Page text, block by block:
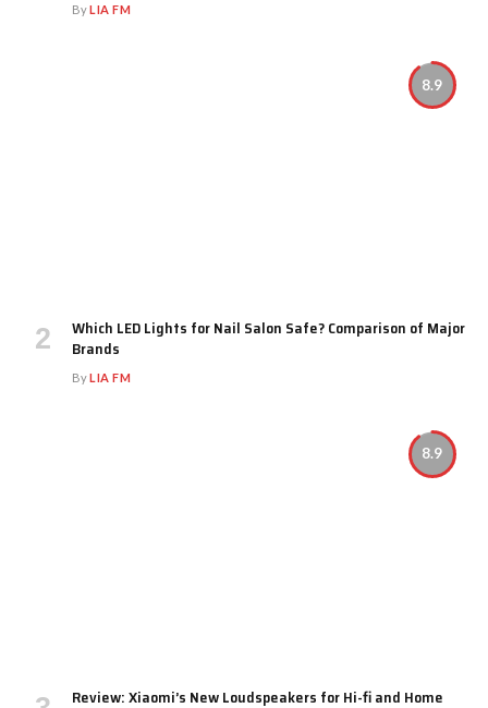
ByLIA FM
8.9
Which LED Lights for Nail Salon Safe? Comparison of Major
Brands
ByLIA FM
8.9
Review: Xiaomi’s New Loudspeakers for Hi-fi and Home